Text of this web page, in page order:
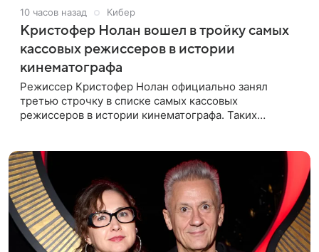
10 часов назад Кибер
Кристофер Нолан вошел в тройку самых
кассовых режиссеров в истории
кинематографа
Режиссер Кристофер Нолан официально занял
третью строчку в списке самых кассовых
режиссеров в истории кинематографа. Таких